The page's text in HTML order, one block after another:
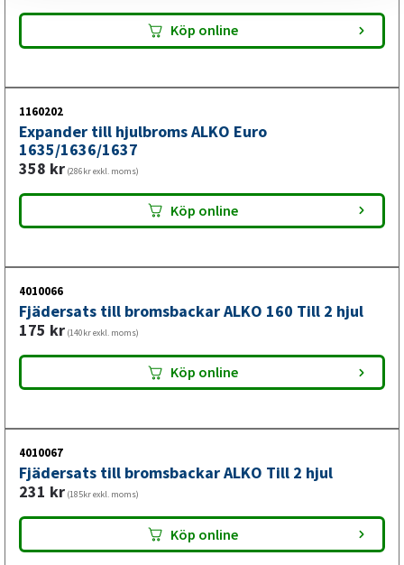
Köp online
1160202
Expander till hjulbroms ALKO Euro
1635/1636/1637
358 kr (286kr exkl. moms)
Köp online
4010066
Fjädersats till bromsbackar ALKO 160 Till 2 hjul
175 kr (140kr exkl. moms)
Köp online
4010067
Fjädersats till bromsbackar ALKO Till 2 hjul
231 kr (185kr exkl. moms)
Köp online